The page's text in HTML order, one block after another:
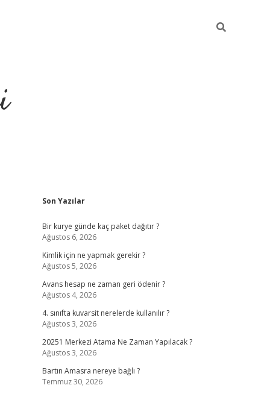
Sidebar
Son Yazılar
Bir kurye günde kaç paket dağıtır ?
Ağustos 6, 2026
Kimlik için ne yapmak gerekir ?
Ağustos 5, 2026
Avans hesap ne zaman geri ödenir ?
Ağustos 4, 2026
4. sınıfta kuvarsit nerelerde kullanılır ?
Ağustos 3, 2026
20251 Merkezi Atama Ne Zaman Yapılacak ?
Ağustos 3, 2026
Bartın Amasra nereye bağlı ?
Temmuz 30, 2026